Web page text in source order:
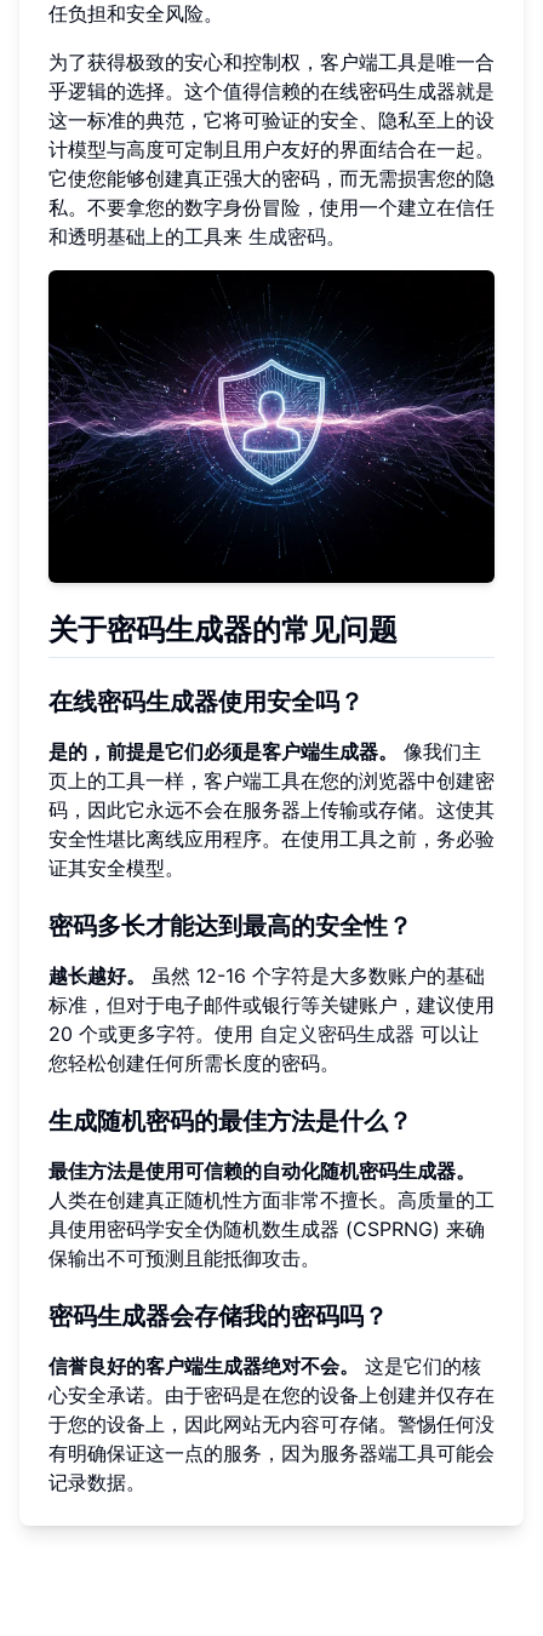
任负担和安全风险。
为了获得极致的安心和控制权，客户端工具是唯一合
乎逻辑的选择。这个值得信赖的在线密码生成器就是
这一标准的典范，它将可验证的安全、隐私至上的设
计模型与高度可定制且用户友好的界面结合在一起。
它使您能够创建真正强大的密码，而无需损害您的隐
私。不要拿您的数字身份冒险，使用一个建立在信任
和透明基础上的工具来 生成密码。
关于密码生成器的常见问题
在线密码生成器使用安全吗？
是的，前提是它们必须是客户端生成器。
像我们主
页上的工具一样，客户端工具在您的浏览器中创建密
码，因此它永远不会在服务器上传输或存储。这使其
安全性堪比离线应用程序。在使用工具之前，务必验
证其安全模型。
密码多长才能达到最高的安全性？
越长越好。
虽然 12-16 个字符是大多数账户的基础
标准，但对于电子邮件或银行等关键账户，建议使用
20 个或更多字符。使用 自定义密码生成器 可以让
您轻松创建任何所需长度的密码。
生成随机密码的最佳方法是什么？
最佳方法是使用可信赖的自动化随机密码生成器。
人类在创建真正随机性方面非常不擅长。高质量的工
具使用密码学安全伪随机数生成器 (CSPRNG) 来确
保输出不可预测且能抵御攻击。
密码生成器会存储我的密码吗？
信誉良好的客户端生成器绝对不会。
这是它们的核
心安全承诺。由于密码是在您的设备上创建并仅存在
于您的设备上，因此网站无内容可存储。警惕任何没
有明确保证这一点的服务，因为服务器端工具可能会
记录数据。